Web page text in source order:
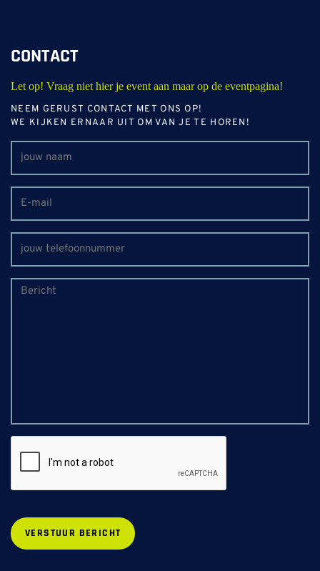
CONTACT
Let op! Vraag niet hier je event aan maar op de eventpagina!
NEEM GERUST CONTACT MET ONS OP!
WE KIJKEN ERNAAR UIT OM VAN JE TE HOREN!